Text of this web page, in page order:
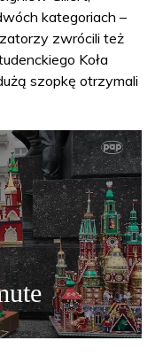
kategoriach –
zwrócili też
Koła
szopkę otrzymali